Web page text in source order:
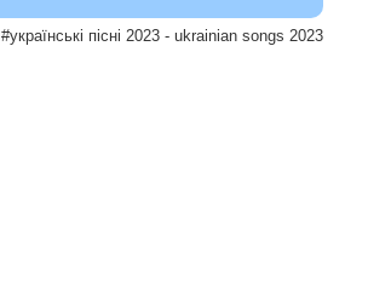
#українські пісні 2023 - ukrainian songs 2023